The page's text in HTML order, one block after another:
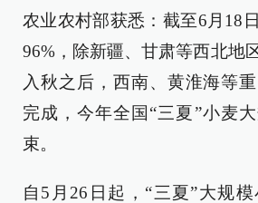
农业农村部获悉：截至6月18
96%，除新疆、甘肃等西北地
入秋之后，西南、黄淮海等
完成，今年全国“三夏”小麦
束。
自5月26日起，“三夏”大规